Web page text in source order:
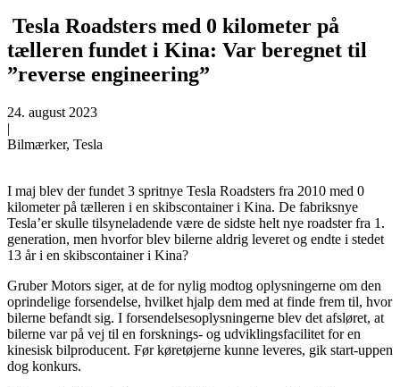
Tesla Roadsters med 0 kilometer på
tælleren fundet i Kina: Var beregnet til
”reverse engineering”
24. august 2023
|
Bilmærker, Tesla
I maj blev der fundet 3 spritnye Tesla Roadsters fra 2010 med 0
kilometer på tælleren i en skibscontainer i Kina. De fabriksnye
Tesla’er skulle tilsyneladende være de sidste helt nye roadster fra 1.
generation, men hvorfor blev bilerne aldrig leveret og endte i stedet
13 år i en skibscontainer i Kina?
Gruber Motors siger, at de for nylig modtog oplysningerne om den
oprindelige forsendelse, hvilket hjalp dem med at finde frem til, hvor
bilerne befandt sig. I forsendelsesoplysningerne blev det afsløret, at
bilerne var på vej til en forsknings- og udviklingsfacilitet for en
kinesisk bilproducent. Før køretøjerne kunne leveres, gik start-uppen
dog konkurs.